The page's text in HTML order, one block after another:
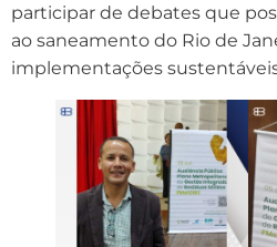
participar de debates que
ao saneamento do Rio de
implementações